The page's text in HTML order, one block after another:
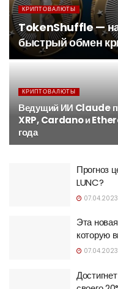
КРИПТОВАЛЮТЫ
TokenShuffle —
быстрый обмен
КРИПТОВАЛЮТЫ
Ведущий ИИ Claude
XRP, Cardano и
года
Прогноз
LUNC?
07.04.2023
Эта
которую
07.04.2023